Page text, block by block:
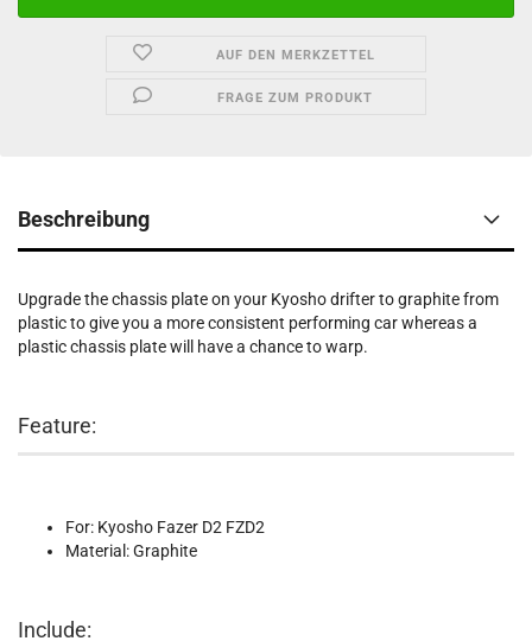
AUF DEN MERKZETTEL
FRAGE ZUM PRODUKT
Beschreibung
Upgrade the chassis plate on your Kyosho drifter to graphite from
plastic to give you a more consistent performing car whereas a
plastic chassis plate will have a chance to warp.
Feature:
For: Kyosho Fazer D2 FZD2
Material: Graphite
Include: